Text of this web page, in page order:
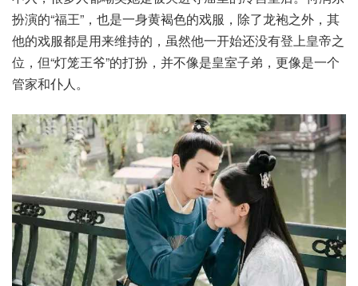
扮演的“福王”，也是一身黄褐色的戏服，除了龙袍之外，其
他的戏服都是用来维持的，虽然他一开始还没有登上皇帝之
位，但“灯笼王爷”的打扮，并不像是皇室子弟，更像是一个
管家和仆人。